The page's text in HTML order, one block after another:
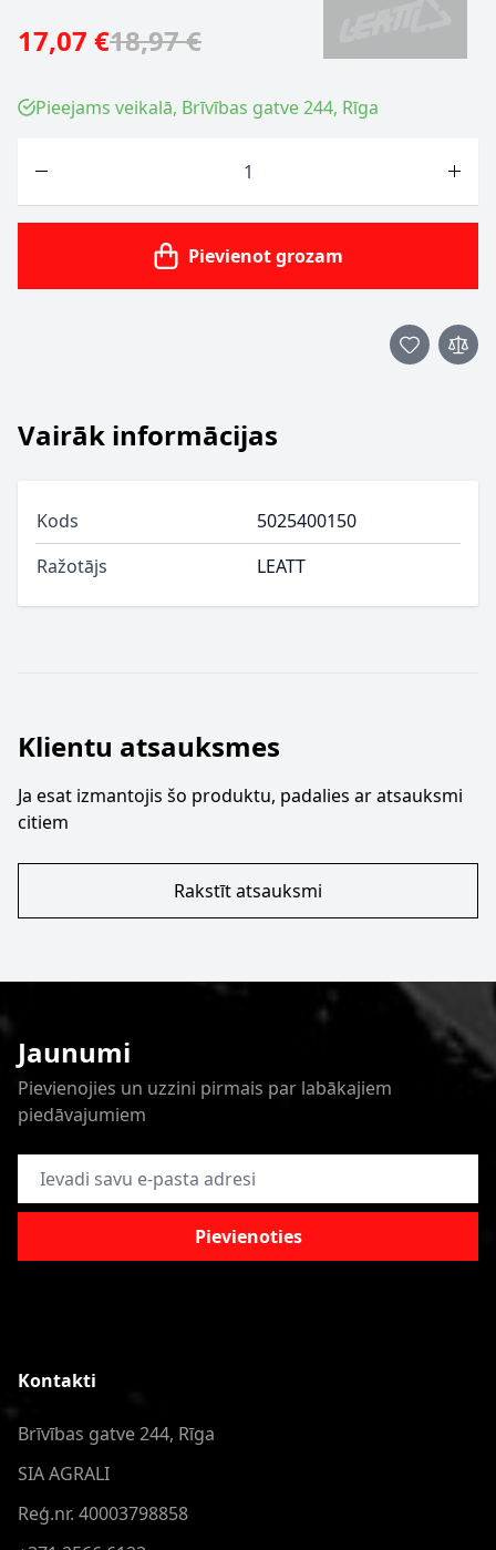
17,07 €18,97 €
Pieejams veikalā, Brīvības gatve 244, Rīga
Pievienot grozam
Vairāk informācijas
Kods
5025400150
Ražotājs
LEATT
Klientu atsauksmes
Ja esat izmantojis šo produktu, padalies ar atsauksmi
citiem
Rakstīt atsauksmi
Jaunumi
Pievienojies un uzzini pirmais par labākajiem
piedāvajumiem
E-pasta adrese
Pievienoties
Kontakti
Brīvības gatve 244, Rīga
SIA AGRALI
Reģ.nr. 40003798858